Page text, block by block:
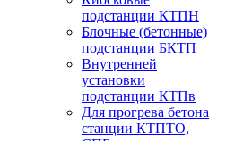
подстанции КТПН
Блочные (бетонные)
подстанции БКТП
Внутренней
установки
подстанции КТПв
Для прогрева бетона
станции КТПТО,